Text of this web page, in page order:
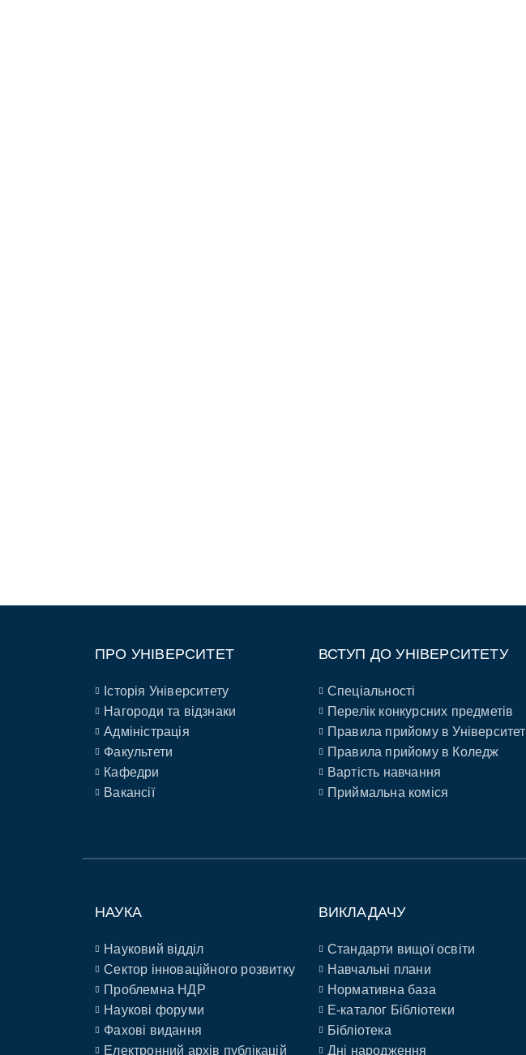
ПРО УНІВЕРСИТЕТ
Історія Університету
Нагороди та відзнаки
Адміністрація
Факультети
Кафедри
Вакансії
ВСТУП ДО УНІВЕРСИТЕТУ
Спеціальності
Перелік конкурсних предметів
Правила прийому в Університет
Правила прийому в Коледж
Вартість навчання
Приймальна коміся
НАУКА
Науковий відділ
Сектор інноваційного розвитку
Проблемна НДР
Наукові форуми
Фахові видання
Електронний архів публікацій
ВИКЛАДАЧУ
Стандарти вищої освіти
Навчальні плани
Нормативна база
E-каталог Бібліотеки
Бібліотека
Дні народження